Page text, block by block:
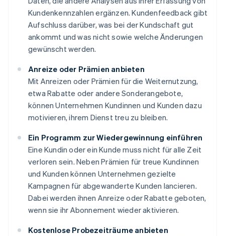
Kundenkennzahlen ergänzen. Kundenfeedback gibt
Aufschluss darüber, was bei der Kundschaft gut
ankommt und was nicht sowie welche Änderungen
gewünscht werden.
Anreize oder Prämien anbieten
Mit Anreizen oder Prämien für die Weiternutzung,
etwa Rabatte oder andere Sonderangebote,
können Unternehmen Kundinnen und Kunden dazu
motivieren, ihrem Dienst treu zu bleiben.
Ein Programm zur Wiedergewinnung einführen
Eine Kundin oder ein Kunde muss nicht für alle Zeit
verloren sein. Neben Prämien für treue Kundinnen
und Kunden können Unternehmen gezielte
Kampagnen für abgewanderte Kunden lancieren.
Dabei werden ihnen Anreize oder Rabatte geboten,
wenn sie ihr Abonnement wieder aktivieren.
Kostenlose Probezeiträume anbieten